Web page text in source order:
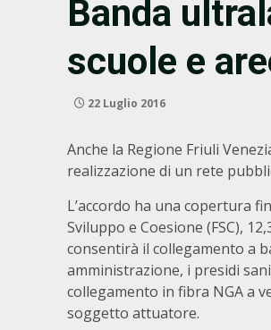
Banda
scuole e
22 Luglio 2016
Anche la Regione Friuli
realizzazione di un rete
L’accordo ha una copertura
Sviluppo e Coesione (FSC),
consentirà il collegamento a
amministrazione, i presidi
collegamento in fibra NGA a
soggetto attuatore.